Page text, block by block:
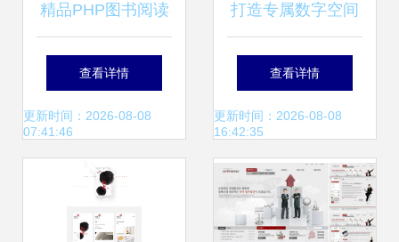
精品PHP图书阅读
网站的设计与实现
查看详情
更新时间：2026-08-08
07:41:46
打造专属数字空间
个人博客网页设计
与登录功能套件全
解析
查看详情
更新时间：2026-08-08
16:42:35